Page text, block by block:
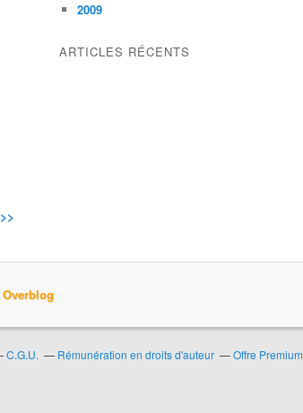
2009
ARTICLES RÉCENTS
>>
Overblog
C.G.U. Rémunération en droits d'auteur Offre Premium